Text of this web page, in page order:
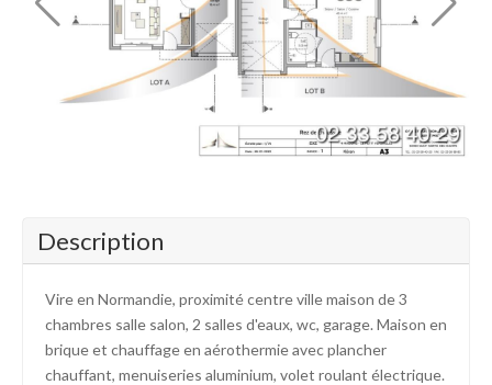
Description
Vire en Normandie, proximité centre ville maison de 3
chambres salle salon, 2 salles d'eaux, wc, garage. Maison en
brique et chauffage en aérothermie avec plancher
chauffant, menuiseries aluminium, volet roulant électrique.